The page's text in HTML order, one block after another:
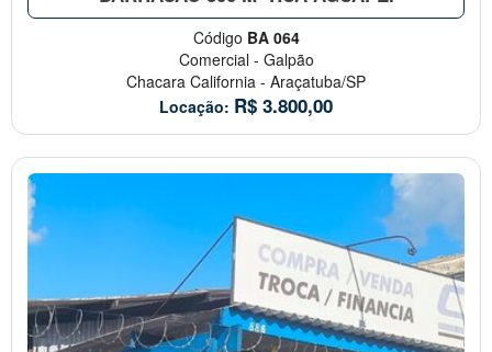
Código BA 064
Comercial - Galpão
Chacara California - Araçatuba/SP
Locação: R$ 3.800,00